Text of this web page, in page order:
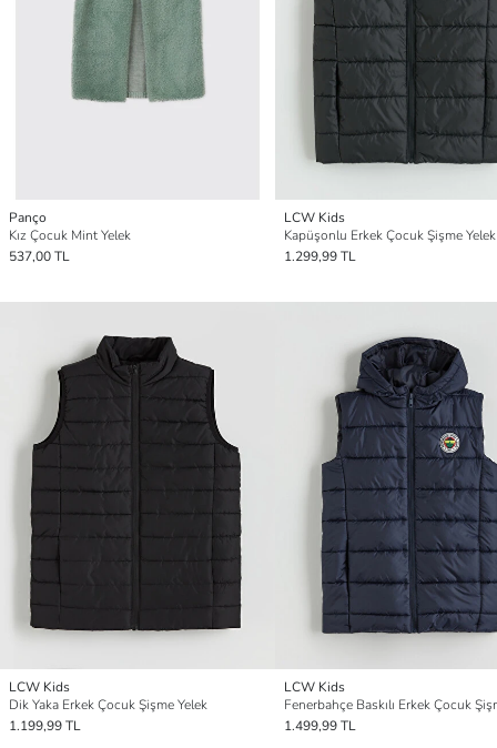
Panço
Kız Çocuk Mint Yelek
537,00 TL
LCW Kids
Kapüşonlu Erkek Çocuk Şişme Yelek
1.299,99 TL
LCW Kids
Dik Yaka Erkek Çocuk Şişme Yelek
1.199,99 TL
LCW Kids
1.499,99 TL